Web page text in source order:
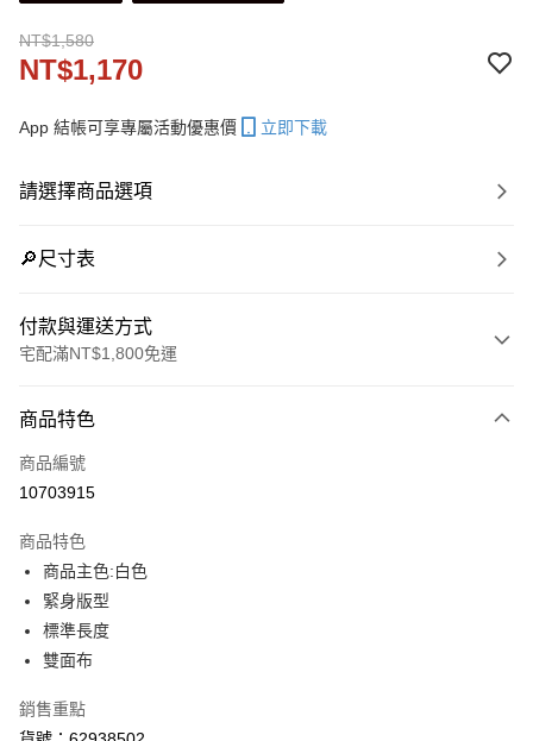
NT$1,580
NT$1,170
App 結帳可享專屬活動優惠價 立即下載
請選擇商品選項
🔎尺寸表
付款與運送方式
宅配滿NT$1,800免運
信用卡一次付款
LINE Pay
街口支付
悠遊付
Google Pay
運送方式
商品特色
商品編號
10703915
商品特色
商品主色:白色
緊身版型
標準長度
雙面布
銷售重點